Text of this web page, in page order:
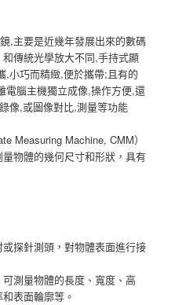
,主要是近幾年發展出來的數碼
傳統光學放大不同,手持式顯
,小巧而精緻,便於攜帶;且有的
電腦主機獨立成像,操作方便,還
像,或圖像對比,測量等功能
Measuring Machine, CMM）
物體的幾何尺寸和形狀，具有
探針測頭，對物體表面進行接
測量物體的長度、寬度、高
表面輪廓等。